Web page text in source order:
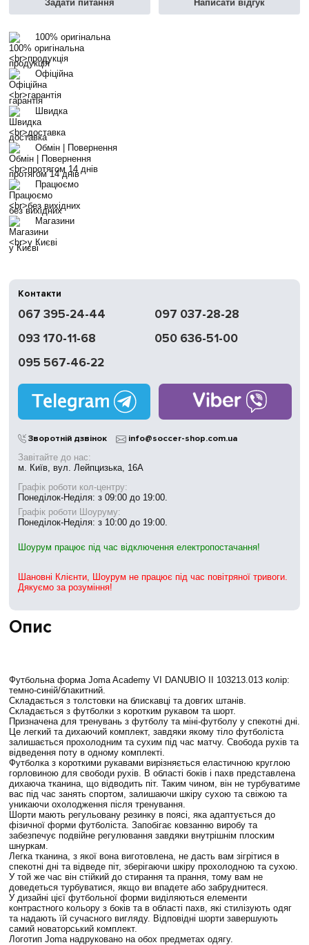
Задати питання Написати відгук
100% оригінальна
продукція
Офіційна
гарантія
Швидка
доставка
Обмін | Повернення
протягом 14 днів
Працюємо
без вихідних
Магазини
у Києві
Опис
Футбольна форма Joma Academy VI DANUBIO II 103213.013 колір:
темно-синій/блакитний.
Складається з толстовки на блискавці та довгих штанів.
Складається з футболки з коротким рукавом та шорт.
Призначена для тренувань з футболу та міні-футболу у спекотні дні.
Це легкий та дихаючий комплект, завдяки якому тіло футболіста
залишається прохолодним та сухим під час матчу. Свобода рухів та
відведення поту в одному комплекті.
Футболка з короткими рукавами вирізняється еластичною круглою
горловиною для свободи рухів. В області боків і пахв представлена
дихаюча тканина, що відводить піт. Таким чином, він не турбуватиме
вас під час занять спортом, залишаючи шкіру сухою та свіжою та
уникаючи охолодження після тренування.
Шорти мають регульовану резинку в поясі, яка адаптується до
фізичної форми футболіста. Запобігає ковзанню виробу та
забезпечує подвійне регулювання завдяки внутрішнім плоским
шнуркам.
Легка тканина, з якої вона виготовлена, не дасть вам зігрітися в
спекотні дні та відведе піт, зберігаючи шкіру прохолодною та сухою.
У той же час він стійкий до стирання та прання, тому вам не
доведеться турбуватися, якщо ви впадете або забруднитеся.
У дизайні цієї футбольної форми виділяються елементи
контрастного кольору з боків та в області пахв, які стилізують одяг
та надають їй сучасного вигляду. Відповідні шорти завершують
самий новаторський комплект.
Логотип Joma надруковано на обох предметах одягу.
Контакти
067 395-24-44
097 037-28-28
093 170-11-68
050 636-51-00
095 567-46-22
Зворотній дзвінок info@soccer-shop.com.ua
Завітайте до нас:
м. Київ, вул. Лейпцизька, 16А
Графік роботи кол-центру:
Понеділок-Неділя: з 09:00 до 19:00.
Графік роботи Шоуруму:
Понеділок-Неділя: з 10:00 до 19:00.
Шоурум працює під час відключення електропостачання!
Шановні Клієнти, Шоурум не працює під час повітряної тривоги.
Дякуємо за розуміння!